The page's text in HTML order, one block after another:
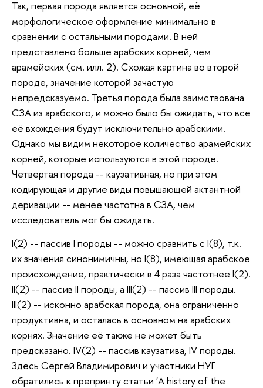
Так, первая порода является основной, её
морфологическое оформление минимально в
сравнении с остальными породами. В ней
представлено больше арабских корней, чем
арамейских (см. илл. 2). Схожая картина во второй
породе, значение которой зачастую
непредсказуемо. Третья порода была заимствована
СЗА из арабского, и можно было бы ожидать, что все
её вхождения будут исключительно арабскими.
Однако мы видим некоторое количество арамейских
корней, которые используются в этой породе.
Четвертая порода -- каузативная, но при этом
кодирующая и другие виды повышающей актантной
деривации -- менее частотна в СЗА, чем
исследователь мог бы ожидать.
I(2) -- пассив I породы -- можно сравнить с I(8), т.к.
их значения синонимичны, но I(8), имеющая арабское
происхождение, практически в 4 раза частотнее I(2).
II(2) -- пассив II породы, а III(2) -- пассив III породы.
III(2) -- исконно арабская порода, она ограниченно
продуктивна, и осталась в основном на арабских
корнях. Значение её также не может быть
предсказано. IV(2) -- пассив каузатива, IV породы.
Здесь Сергей Владимирович и участники НУГ
обратились к препринту статьи 'A history of the